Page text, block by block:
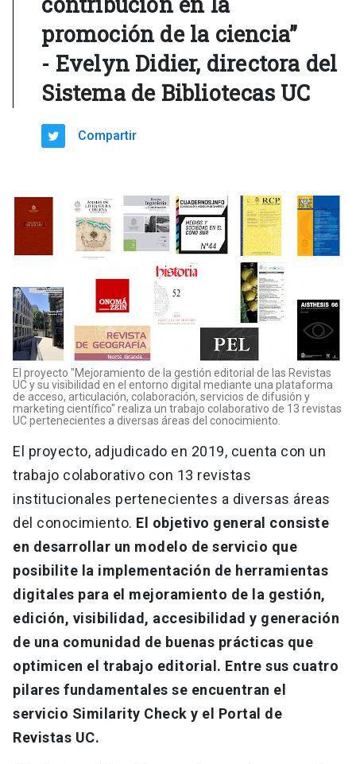
promoción de la ciencia”
- Evelyn Didier, directora del
Sistema de Bibliotecas UC
Compartir
El proyecto "Mejoramiento de la gestión editorial de las Revistas
UC y su visibilidad en el entorno digital mediante una plataforma
de acceso, articulación, colaboración, servicios de difusión y
marketing científico" realiza un trabajo colaborativo de 13 revistas
UC pertenecientes a diversas áreas del conocimiento.
El proyecto, adjudicado en 2019, cuenta con un
trabajo colaborativo con 13 revistas
institucionales pertenecientes a diversas áreas
del conocimiento. El objetivo general consiste
en desarrollar un modelo de servicio que
posibilite la implementación de herramientas
digitales para el mejoramiento de la gestión,
edición, visibilidad, accesibilidad y generación
de una comunidad de buenas prácticas que
optimicen el trabajo editorial. Entre sus cuatro
pilares fundamentales se encuentran el
servicio Similarity Check y el Portal de
Revistas UC.